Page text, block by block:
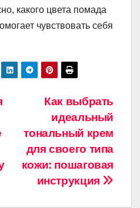
какого цвета помада
чувствовать себя
Как выбрать
идеальный
тональный крем
для своего типа
кожи: пошаговая
инструкция